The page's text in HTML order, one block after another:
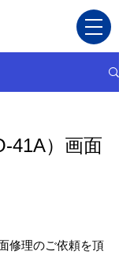
41A）画面
修理のご依頼を頂